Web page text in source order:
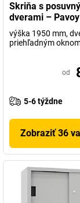
Skriňa s
dverami – Pavoy
výška 1950 mm,
priehľadným
od
5-6 týždne
Zobraziť 36